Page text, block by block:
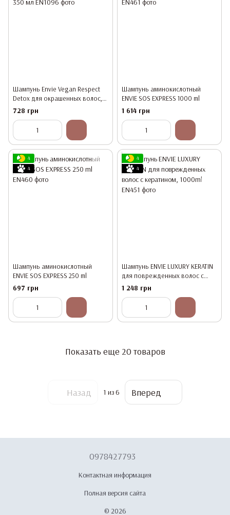
Шампунь Envie Vegan Respect
Detox для окрашенных волос,
350 мл
728 грн
Шампунь аминокислотный
ENVIE SOS EXPRESS 1000 ml
1 614 грн
4
4
Шампунь аминокислотный
ENVIE SOS EXPRESS 250 ml
697 грн
4
4
Шампунь ENVIE LUXURY KERATIN
для поврежденных волос с
кератином, 1000ml
1 248 грн
Показать еще 20 товаров
Назад 1 из 6 Вперед
0978427793
Контактная информация
Полная версия сайта
© 2026